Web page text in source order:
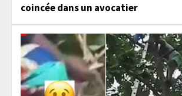
coincée dans un avocatier